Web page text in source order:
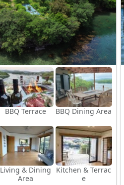
BBQ Terrace BBQ Dining Area
Living & Dining
Area
Kitchen & Terrac
e